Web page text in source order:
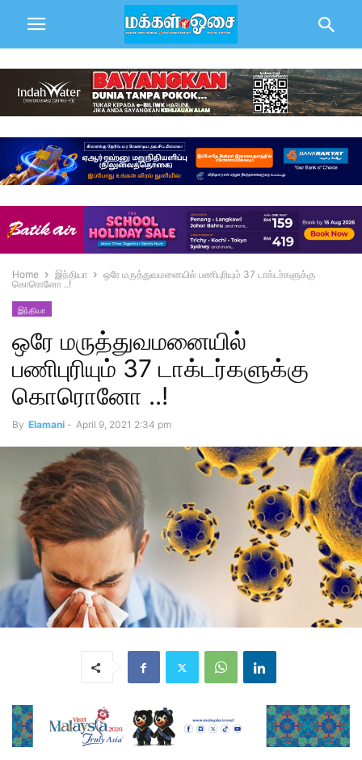
Home இந்தியா
ஒரே மருத்துவமனையில் பணிபுரியும் 37 டாக்டர்களுக்கு
கொரொனோ ..!
இந்தியா
ஒரே மருத்துவமனையில்
பணிபுரியும் 37 டாக்டர்களுக்கு
கொரொனோ ..!
By Elamani - April 9, 2021 2:34 pm